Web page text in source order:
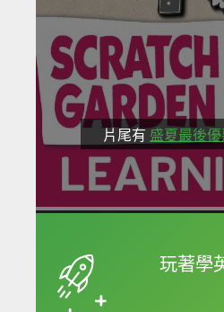
片尾有 盛夏最後
玩著學